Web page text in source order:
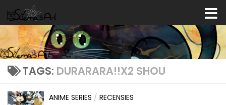
Skip to content
TAGS: DURARARA!!X2 SHOU
ANIME SERIES / RECENSIES